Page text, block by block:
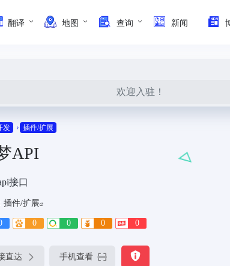
翻译 地图 查询 新闻
欢迎入驻！
发 插件/扩展
API
接口
插件/扩展
0 0 0 0
直达 手机查看